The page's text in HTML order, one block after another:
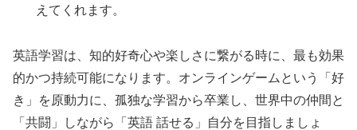
えてくれます。
英語学習は、知的好奇心や楽しさに繋がる時に、最も効果
的かつ持続可能になります。オンラインゲームという「好
き」を原動力に、孤独な学習から卒業し、世界中の仲間と
「共闘」しながら「英語 話せる」自分を目指しましょ